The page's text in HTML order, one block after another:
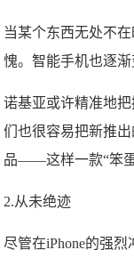
当某个东西无处不
愧。智能手机也逐渐
诺基亚或许精准地
们也很容易把新推
品——这样一款“笨蛋
2.从未绝迹
尽管在iPhone的强